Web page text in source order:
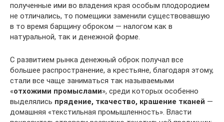
полученные ими во владения края особым плодородием
не отличались, то помещики заменили существовавшую
в то время барщину оброком — налогом как в
натуральной, так и денежной форме.
С развитием рынка денежный оброк получал все
большее распространение, а крестьяне, благодаря этому,
стали все чаще заниматься так называемыми
«отхожими промыслами», среди которых особенно
выделялись прядение, ткачество, крашение тканей —
домашняя «текстильная промышленность». Власти